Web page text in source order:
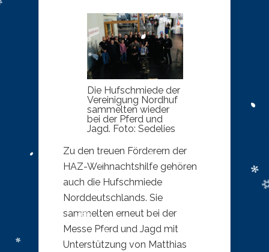
Die Hufschmiede der
Vereinigung Nordhuf
sammelten wieder
bei der Pferd und
Jagd. Foto: Sedelies
Zu den treuen Förderern der
HAZ-Weihnachtshilfe gehören
auch die Hufschmiede
Norddeutschlands. Sie
sammelten erneut bei der
Messe Pferd und Jagd mit
Unterstützung von Matthias